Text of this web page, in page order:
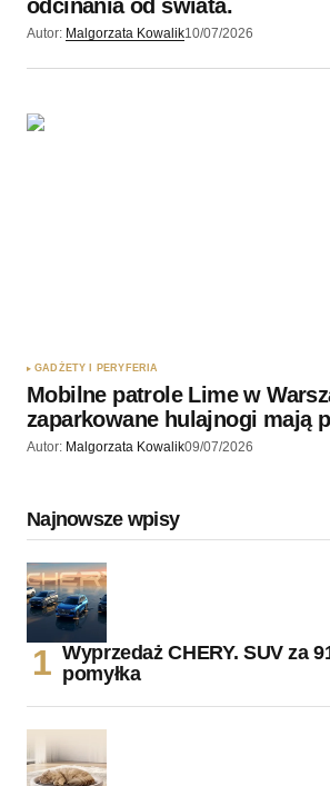
odcinania od świata.
Autor: Malgorzata Kowalik10/07/2026
GADŻETY I PERYFERIA
Mobilne patrole Lime w
zaparkowane hulajnogi mają
Autor: Malgorzata Kowalik09/07/2026
Najnowsze wpisy
Wyprzedaż CHERY. SUV za
pomyłka